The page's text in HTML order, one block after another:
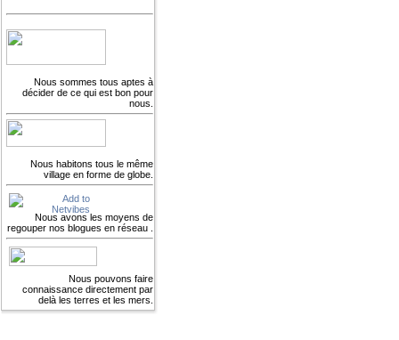
Nous sommes tous aptes à
décider de ce qui est bon pour
nous.
Nous habitons tous le même
village en forme de globe.
Nous avons les moyens de
regouper nos blogues en réseau .
Nous pouvons faire
connaissance directement par
delà les terres et les mers.